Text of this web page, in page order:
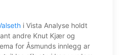
i Vista Analyse holdt
andre Knut Kjær og
for Åsmunds innlegg ar